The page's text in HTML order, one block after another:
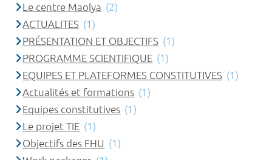
Le centre Maolya (2)
ACTUALITES (1)
PRÉSENTATION ET OBJECTIFS (1)
PROGRAMME SCIENTIFIQUE (1)
EQUIPES ET PLATEFORMES CONSTITUTIVES (1)
Actualités et formations (1)
Equipes constitutives (1)
Le projet TIE (1)
Objectifs des FHU (1)